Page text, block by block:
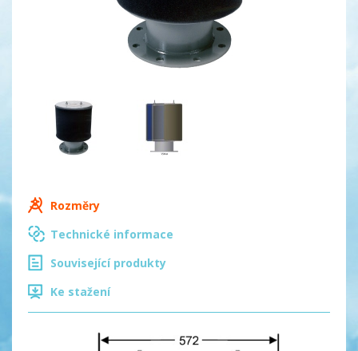
Rozměry
Technické informace
Související produkty
Ke stažení